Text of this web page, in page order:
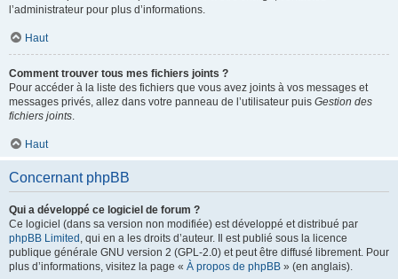
l’administrateur pour plus d’informations.
Haut
Comment trouver tous mes fichiers joints ?
Pour accéder à la liste des fichiers que vous avez joints à vos messages et
messages privés, allez dans votre panneau de l’utilisateur puis Gestion des
fichiers joints.
Haut
Concernant phpBB
Qui a développé ce logiciel de forum ?
Ce logiciel (dans sa version non modifiée) est développé et distribué par
phpBB Limited , qui en a les droits d’auteur. Il est publié sous la licence
publique générale GNU version 2 (GPL-2.0) et peut être diffusé librement. Pour
plus d’informations, visitez la page « À propos de phpBB » (en anglais).